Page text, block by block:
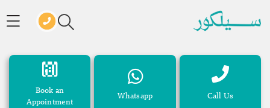
Call Us
Whatsapp
Book an
Appointment